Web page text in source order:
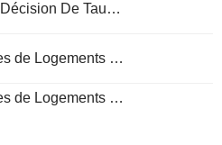
RBA Décision De Taux D'Intérêt
Ventes de Logements Existants
Ventes de Logements Existants (Mensuel)